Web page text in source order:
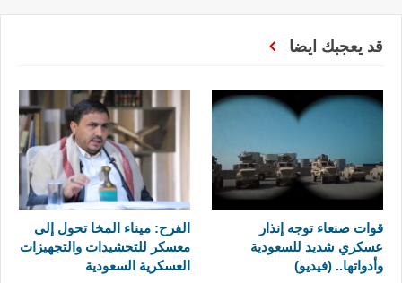
قد يعجبك ايضا
قوات صنعاء توجه إنذار
عسكري شديد للسعودية
وأدواتها.. (فيديو)
الفرح: ميناء المخا تحول إلى
معسكر للتحشيدات والتجهيزات
العسكرية السعودية